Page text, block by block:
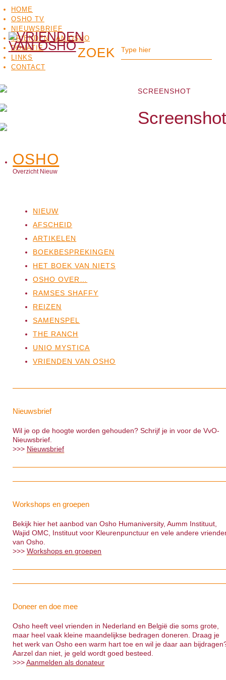
HOME
OSHO TV
NIEUWSBRIEF
VRIENDEN VAN OSHO
DONATIE
LINKS
CONTACT
OSHOOSHO
TV
SCREENSHOT
Screenshot
Overzicht Nieuw
NIEUW
AFSCHEID
ARTIKELEN
BOEKBESPREKINGEN
HET BOEK VAN NIETS
OSHO OVER…
RAMSES SHAFFY
REIZEN
SAMENSPEL
THE RANCH
UNIO MYSTICA
VRIENDEN VAN OSHO
Nieuwsbrief
Wil je op de hoogte worden gehouden? Schrijf je in voor de VvO-
Nieuwsbrief.
>>> Nieuwsbrief
Workshops en groepen
Bekijk hier het aanbod van Osho Humaniversity, Aumm Instituut,
Wajid OMC, Instituut voor Kleurenpunctuur en vele andere
van Osho.
>>>Workshops en groepen
Doneer en doe mee
Osho heeft veel vrienden in Nederland en België die soms grote,
maar heel vaak kleine maandelijkse bedragen doneren. Draag je
het werk van Osho een warm hart toe en wil je daar aan
Aarzel dan niet, je geld wordt goed besteed.
>>>Aanmelden als donateur